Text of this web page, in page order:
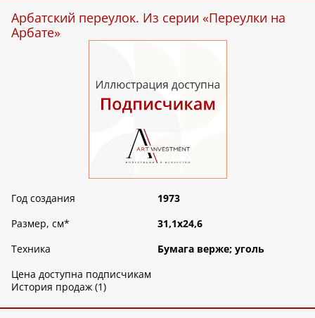
Арбатский переулок. Из серии «Переулки на
Арбате»
Год создания
1973
Размер, см*
31,1х24,6
Техника
Бумага верже; уголь
Цена доступна подписчикам
История продаж (1)